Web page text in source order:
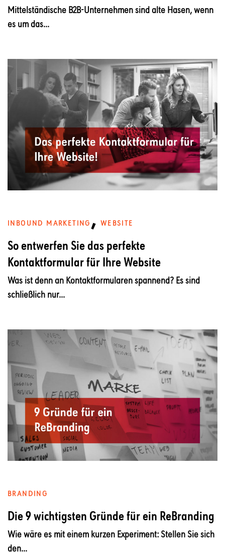
Mittelständische B2B-Unternehmen sind alte Hasen, wenn
es um das...
INBOUND MARKETING , WEBSITE
So entwerfen Sie das perfekte
Kontaktformular für Ihre Website
Was ist denn an Kontaktformularen spannend? Es sind
schließlich nur...
BRANDING
Die 9 wichtigsten Gründe für ein ReBranding
Wie wäre es mit einem kurzen Experiment: Stellen Sie sich
den...